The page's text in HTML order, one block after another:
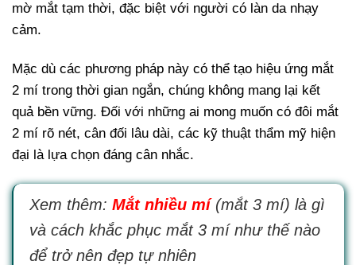
mờ mắt tạm thời, đặc biệt với người có làn da nhạy
cảm.
Mặc dù các phương pháp này có thể tạo hiệu ứng mắt
2 mí trong thời gian ngắn, chúng không mang lại kết
quả bền vững. Đối với những ai mong muốn có đôi mắt
2 mí rõ nét, cân đối lâu dài, các kỹ thuật thẩm mỹ hiện
đại là lựa chọn đáng cân nhắc.
Xem thêm: Mắt nhiều mí(mắt 3 mí) là gì
và cách khắc phục mắt 3 mí như thế nào
để trở nên đẹp tự nhiên